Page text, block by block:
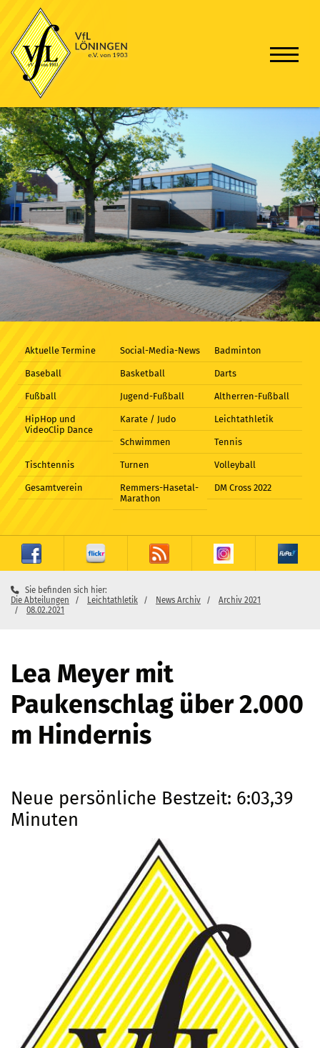
Aktuelle Termine Social-Media-News Badminton
Baseball Basketball Darts
Fußball Jugend-Fußball Altherren-Fußball
HipHop und
VideoClip Dance
Karate / Judo Leichtathletik
Schwimmen Tennis
Tischtennis Turnen Volleyball
Gesamtverein
Remmers-Hasetal-
Marathon
DM Cross 2022
Sie befinden sich hier:
Die Abteilungen
Leichtathletik News Archiv
Archiv 2021
08.02.2021
Lea Meyer mit
Paukenschlag über 2.000
m Hindernis
Neue persönliche Bestzeit: 6:03,39
Minuten